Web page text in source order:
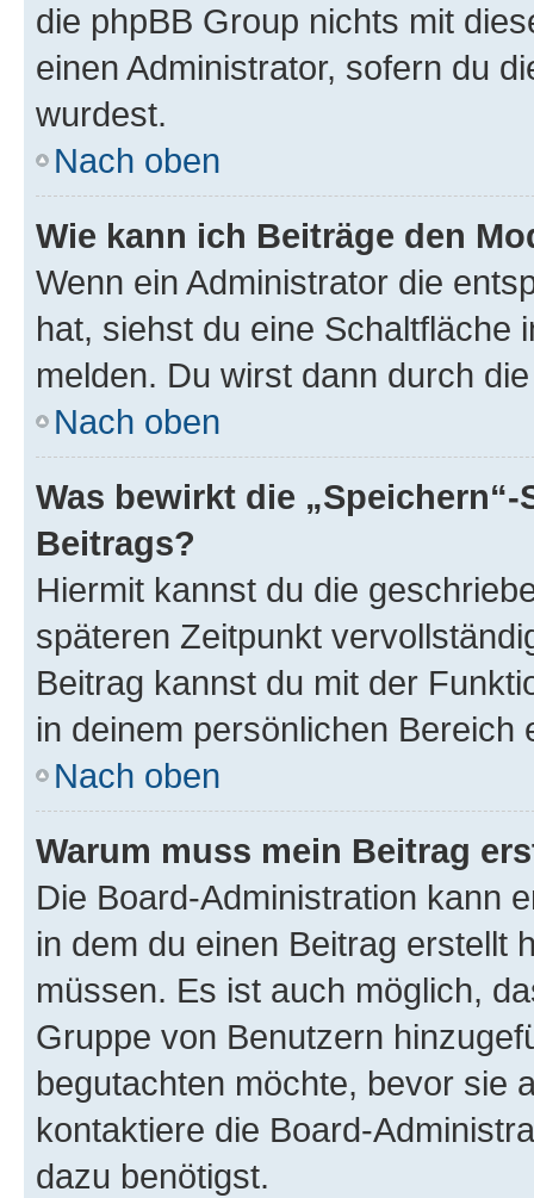
die phpBB Group nichts mit
einen Administrator, sofern du
wurdest.
Nach oben
Wie kann ich Beiträge den
Wenn ein Administrator die
hat, siehst du eine Schaltfläche
melden. Du wirst dann durch
Nach oben
Was bewirkt die
Beitrags?
Hiermit kannst du die
späteren Zeitpunkt
Beitrag kannst du mit der
in deinem persönlichen Bereich
Nach oben
Warum muss mein Beitrag
Die Board-Administration kann
in dem du einen Beitrag erstellt
müssen. Es ist auch möglich,
Gruppe von Benutzern
begutachten möchte, bevor sie
kontaktiere die Board-
dazu benötigst.